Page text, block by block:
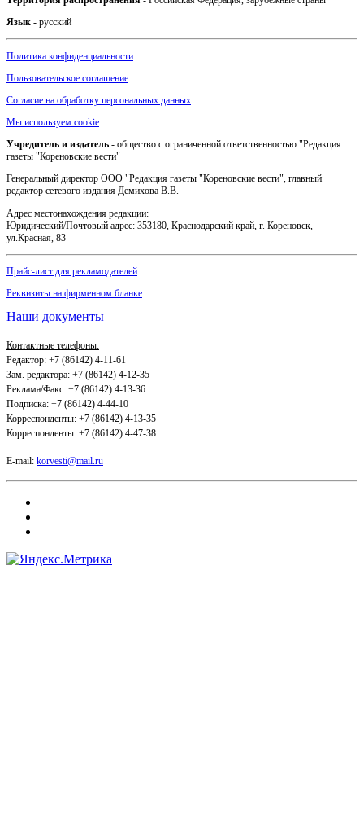
Язык - русский
Политика конфиденциальности
Пользовательское соглашение
Согласие на обработку персональных данных
Мы используем cookie
Учредитель и издатель - общество с ограниченной ответственностью "Редакция
газеты "Кореновские вести"
Генеральный директор ООО "Редакция газеты "Кореновские вести", главный
редактор сетевого издания Демихова В.В.
Адрес местонахождения редакции:
Юридический/Почтовый адрес: 353180, Краснодарский край, г. Кореновск,
ул.Красная, 83
Прайс-лист для рекламодателей
Реквизиты на фирменном бланке
Наши документы
Контактные телефоны:
Редактор: +7 (86142) 4-11-61
Зам. редактора: +7 (86142) 4-12-35
Реклама/Факс: +7 (86142) 4-13-36
Подписка: +7 (86142) 4-44-10
Корреспонденты: +7 (86142) 4-13-35
Корреспонденты: +7 (86142) 4-47-38
E-mail: korvesti@mail.ru